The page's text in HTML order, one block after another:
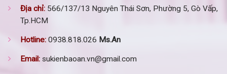
Địa chỉ: 566/137/13 Nguyên Thái Sơn, Phường 5, Gò Vấp,
Tp.HCM
Hotline: 0938.818.026 Ms.An
Email: sukienbaoan.vn@gmail.com